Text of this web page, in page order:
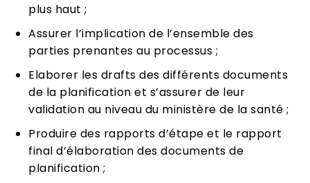
plus haut ;
Assurer l’implication de l’ensemble des
parties prenantes au processus ;
Elaborer les drafts des différents documents
de la planification et s’assurer de leur
validation au niveau du ministère de la santé ;
Produire des rapports d’étape et le rapport
final d’élaboration des documents de
planification ;